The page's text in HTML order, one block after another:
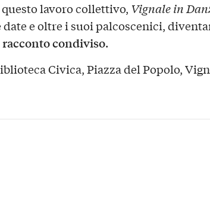
lavoro collettivo, Vignale in
date e oltre i suoi palcoscenici,
racconto condiviso.
Civica, Piazza del Popolo,